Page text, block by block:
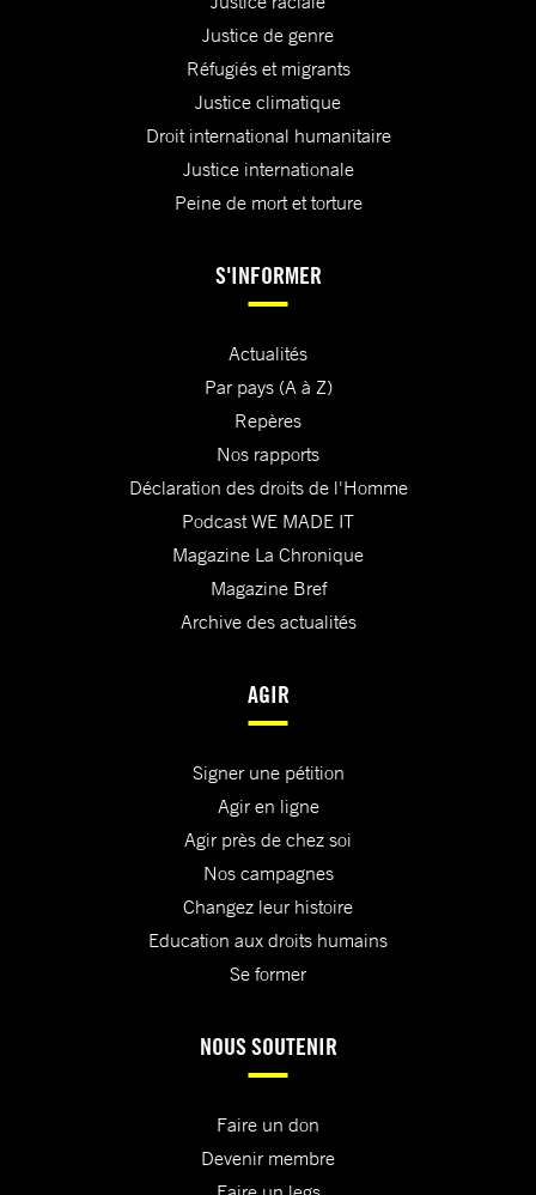
Justice de genre
Réfugiés et migrants
Justice climatique
Droit international humanitaire
Justice internationale
Peine de mort et torture
S'INFORMER
Actualités
Par pays (A à Z)
Repères
Nos rapports
Déclaration des droits de l'Homme
Podcast WE MADE IT
Magazine La Chronique
Magazine Bref
Archive des actualités
AGIR
Signer une pétition
Agir en ligne
Agir près de chez soi
Nos campagnes
Changez leur histoire
Education aux droits humains
Se former
NOUS SOUTENIR
Faire un don
Devenir membre